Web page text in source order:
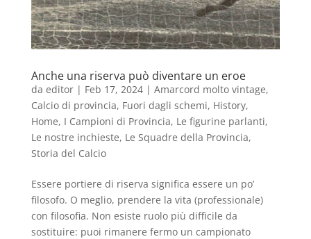
Anche una riserva può diventare un eroe
da editor| Feb 17, 2024| Amarcord molto vintage,
Calcio di provincia, Fuori dagli schemi, History,
Home, I Campioni di Provincia, Le figurine parlanti,
Le nostre inchieste, Le Squadre della Provincia,
Storia del Calcio
Essere portiere di riserva significa essere un po’
filosofo. O meglio, prendere la vita (professionale)
con filosofia. Non esiste ruolo più difficile da
sostituire: puoi rimanere fermo un campionato